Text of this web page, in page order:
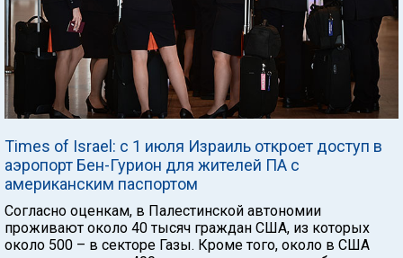
Times of Israel: c 1 июля Израиль откроет доступ в
аэропорт Бен-Гурион для жителей ПА с
американским паспортом
Согласно оценкам, в Палестинской автономии
проживают около 40 тысяч граждан США, из которых
около 500 – в секторе Газы. Кроме того, около в США